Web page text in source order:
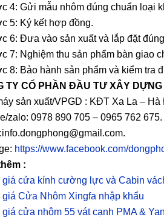
4: Gửi mẫu nhôm đúng chuẩn loại
5: Ký kết hợp đồng.
6: Đưa vào sản xuất và lắp đặt
7: Nghiệm thu sản phẩm bàn giao
8: Bảo hành sản phẩm và kiểm tra
TY CỔ PHẦN ĐẦU TƯ XÂY
sản xuất/VPGD : KĐT Xa La –
zalo: 0978 890 705 – 0965 762 675.
https://www.facebook.com/
:
giá cửa kính cường lực và Cabin
giá Cửa Nhôm Xingfa nhập khẩu
giá cửa nhôm 55 vát cạnh PMA &